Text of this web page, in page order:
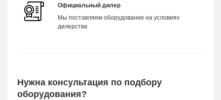
Официальный дилер
Мы поставляем оборудование на условиях
дилерства
Нужна консультация по подбору
оборудования?